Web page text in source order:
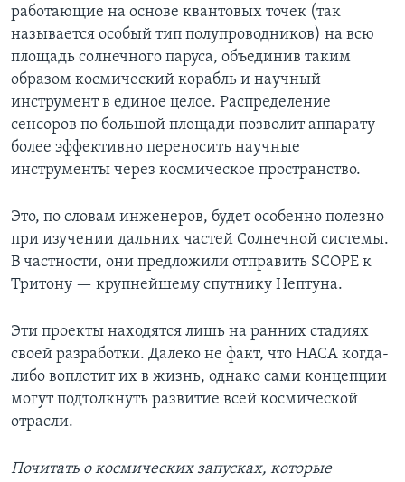
работающие на основе квантовых точек (так
называется особый тип полупроводников) на всю
площадь солнечного паруса, объединив таким
образом космический корабль и научный
инструмент в единое целое. Распределение
сенсоров по большой площади позволит аппарату
более эффективно переносить научные
инструменты через космическое пространство.
Это, по словам инженеров, будет особенно полезно
при изучении дальних частей Солнечной системы.
В частности, они предложили отправить SCOPE к
Тритону — крупнейшему спутнику Нептуна.
Эти проекты находятся лишь на ранних стадиях
своей разработки. Далеко не факт, что НАСА когда-
либо воплотит их в жизнь, однако сами концепции
могут подтолкнуть развитие всей космической
отрасли.
Почитать о космических запусках, которые